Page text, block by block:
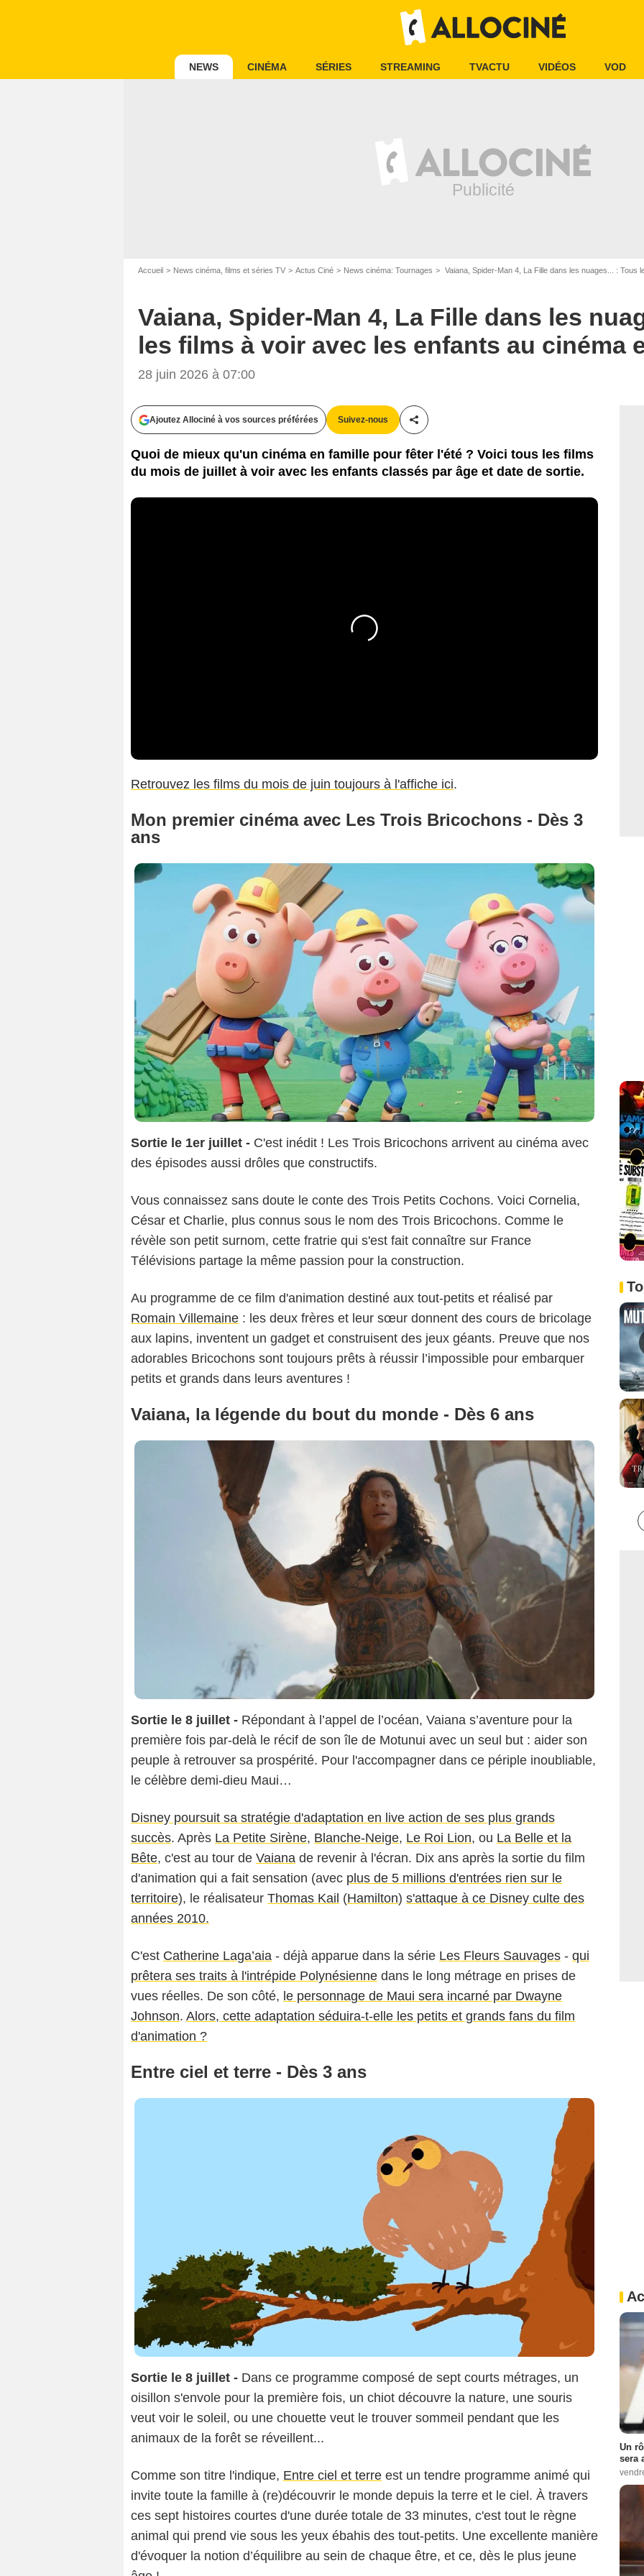
NEWS CINÉMA SÉRIES STREAMING TVACTU VIDÉOS VOD
Accueil News cinéma, films et séries TV Actus Ciné News cinéma: Tournages Vaiana, Spider-Man 4, La Fille dans les nuages... : Tous
Vaiana, Spider-Man 4, La Fille dans les
les films à voir avec les enfants au cinéma
28 juin 2026 à 07:00
Ajoutez Allociné à vos sources préférées Suivez-nous
Partager cet article
Quoi de mieux qu'un cinéma en famille pour fêter l'été ? Voici tous les films
du mois de juillet à voir avec les enfants classés par âge et date de sortie.
Retrouvez les films du mois de juin toujours à l'affiche ici.
Mon premier cinéma avec Les Trois Bricochons - Dès 3
ans
Sortie le 1er juillet - C'est inédit ! Les Trois Bricochons arrivent au cinéma avec
des épisodes aussi drôles que constructifs.
Vous connaissez sans doute le conte des Trois Petits Cochons. Voici Cornelia,
César et Charlie, plus connus sous le nom des Trois Bricochons. Comme le
révèle son petit surnom, cette fratrie qui s'est fait connaître sur France
Télévisions partage la même passion pour la construction.
Au programme de ce film d'animation destiné aux tout-petits et réalisé par
Romain Villemaine : les deux frères et leur sœur donnent des cours de bricolage
aux lapins, inventent un gadget et construisent des jeux géants. Preuve que nos
adorables Bricochons sont toujours prêts à réussir l’impossible pour embarquer
petits et grands dans leurs aventures !
Vaiana, la légende du bout du monde - Dès 6 ans
Sortie le 8 juillet - Répondant à l’appel de l’océan, Vaiana s’aventure pour la
première fois par-delà le récif de son île de Motunui avec un seul but : aider son
peuple à retrouver sa prospérité. Pour l'accompagner dans ce périple inoubliable,
le célèbre demi-dieu Maui…
Disney poursuit sa stratégie d'adaptation en live action de ses plus grands
succès. Après La Petite Sirène, Blanche-Neige, Le Roi Lion, ou La Belle et la
Bête, c'est au tour de Vaiana de revenir à l'écran. Dix ans après la sortie du film
d'animation qui a fait sensation (avec plus de 5 millions d'entrées rien sur le
territoire), le réalisateur Thomas Kail (Hamilton) s'attaque à ce Disney culte des
années 2010.
C'est Catherine Laga’aia - déjà apparue dans la série Les Fleurs Sauvages - qui
prêtera ses traits à l'intrépide Polynésienne dans le long métrage en prises de
vues réelles. De son côté, le personnage de Maui sera incarné par Dwayne
Johnson. Alors, cette adaptation séduira-t-elle les petits et grands fans du film
d'animation ?
Entre ciel et terre - Dès 3 ans
Copyright Les films du Whippet
Sortie le 8 juillet - Dans ce programme composé de sept courts métrages, un
oisillon s'envole pour la première fois, un chiot découvre la nature, une souris
veut voir le soleil, ou une chouette veut le trouver sommeil pendant que les
animaux de la forêt se réveillent...
Comme son titre l'indique, Entre ciel et terre est un tendre programme animé qui
invite toute la famille à (re)découvrir le monde depuis la terre et le ciel. À travers
ces sept histoires courtes d'une durée totale de 33 minutes, c'est tout le règne
animal qui prend vie sous les yeux ébahis des tout-petits. Une excellente manière
d'évoquer la notion d’équilibre au sein de chaque être, et ce, dès le plus jeune
Copyright Le Pacte
Un
sera